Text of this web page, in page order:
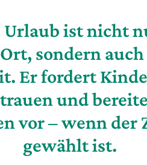
Urlaub ist nicht
sondern
Er fordert
und
vor – wenn
gewählt ist.